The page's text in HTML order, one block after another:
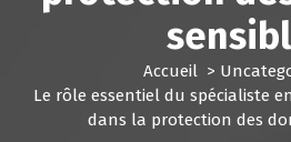
Accueil >
Le rôle essentiel du spécialiste
dans la protection des